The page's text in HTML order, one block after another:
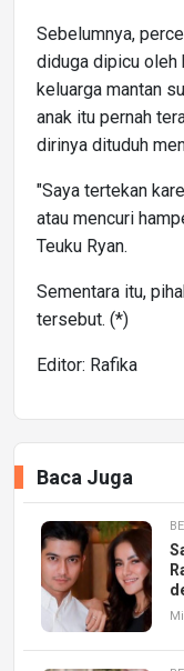
Sebelumnya,
diduga dipicu oleh
keluarga mantan
anak itu pernah
dirinya dituduh
"Saya tertekan
atau mencuri
Teuku Ryan.
Sementara itu,
tersebut. (*)
Editor: Rafika
Baca Juga